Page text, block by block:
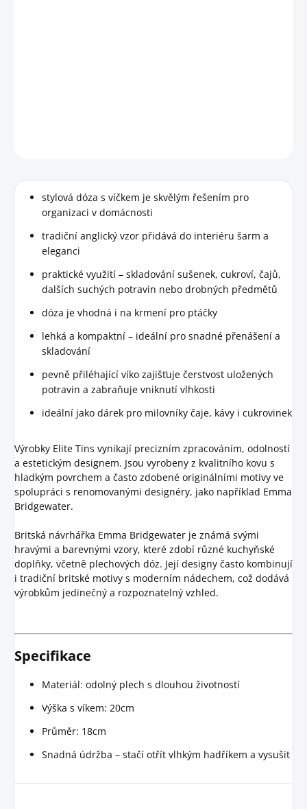
stylová dóza s víčkem je skvělým řešením pro
organizaci v domácnosti
tradiční anglický vzor přidává do interiéru šarm a
eleganci
praktické využití – skladování sušenek, cukroví, čajů,
dalších suchých potravin nebo drobných předmětů
dóza je vhodná i na krmení pro ptáčky
lehká a kompaktní – ideální pro snadné přenášení a
skladování
pevně přiléhající víko zajišťuje čerstvost uložených
potravin a zabraňuje vniknutí vlhkosti
ideální jako dárek pro milovníky čaje, kávy i cukrovinek
Výrobky Elite Tins vynikají precizním zpracováním, odolností
a estetickým designem. Jsou vyrobeny z kvalitního kovu s
hladkým povrchem a často zdobené originálními motivy ve
spolupráci s renomovanými designéry, jako například Emma
Bridgewater.
Britská návrhářka Emma Bridgewater je známá svými
hravými a barevnými vzory, které zdobí různé kuchyňské
doplňky, včetně plechových dóz. Její designy často kombinují
i tradiční britské motivy s moderním nádechem, což dodává
výrobkům jedinečný a rozpoznatelný vzhled.
Specifikace
Materiál: odolný plech s dlouhou životností
Výška s víkem: 20cm
Průměr: 18cm
Snadná údržba – stačí otřít vlhkým hadříkem a vysušit